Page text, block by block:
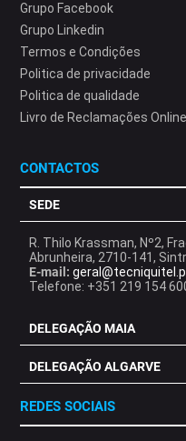
Grupo Facebook
Grupo Linkedin
Termos e Condições
Politica de privacidade
Politica de qualidade
Livro de Reclamações Online
CONTACTOS
SEDE
R. Thilo Krassman, Nº2,
Abrunheira, 2710-141,
E-mail:
Telefone: +351 219 154
DELEGAÇÃO MAIA
DELEGAÇÃO ALGARVE
REDES SOCIAIS